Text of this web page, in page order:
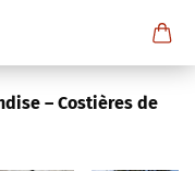
– Costières de